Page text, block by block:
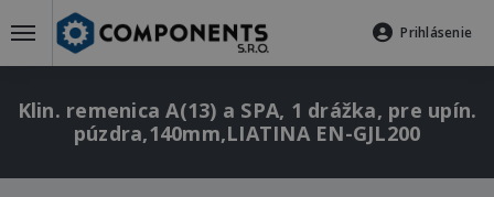
Prihlásenie
Klin. remenica A(13) a SPA, 1 drážka, pre upín.
púzdra,140mm,LIATINA EN-GJL200